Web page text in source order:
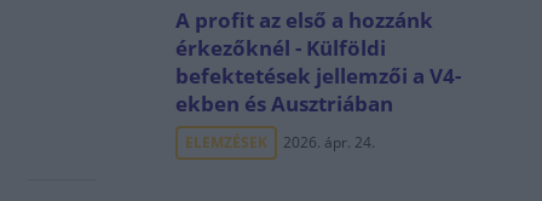
A profit az első a hozzánk
érkezőknél - Külföldi
befektetések jellemzői a V4-
ekben és Ausztriában
ELEMZÉSEK 2026. ápr. 24.